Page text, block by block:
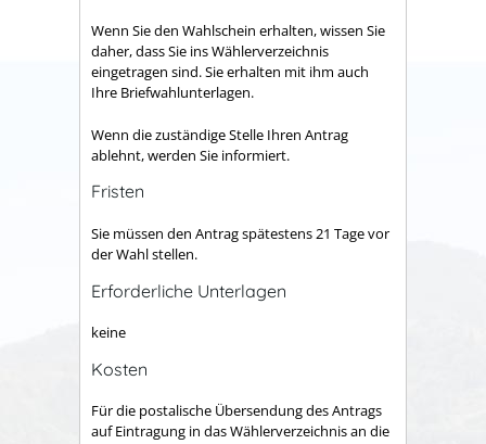
Wenn Sie den Wahlschein erhalten, wissen Sie
daher, dass Sie ins Wählerverzeichnis
eingetragen sind. Sie erhalten mit ihm auch
Ihre Briefwahlunterlagen.
Wenn die zuständige Stelle Ihren Antrag
ablehnt, werden Sie informiert.
Fristen
Sie müssen den Antrag spätestens 21 Tage vor
der Wahl stellen.
Erforderliche Unterlagen
keine
Kosten
Für die postalische Übersendung des Antrags
auf Eintragung in das Wählerverzeichnis an die